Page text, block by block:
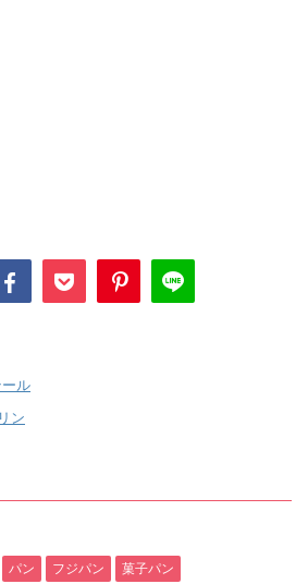
ル
ン
パン フジパン 菓子パン